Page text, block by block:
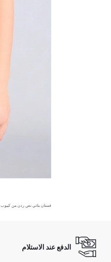
فستان بناتي نص ردن من كيبوب
الدفع عند الاستلام